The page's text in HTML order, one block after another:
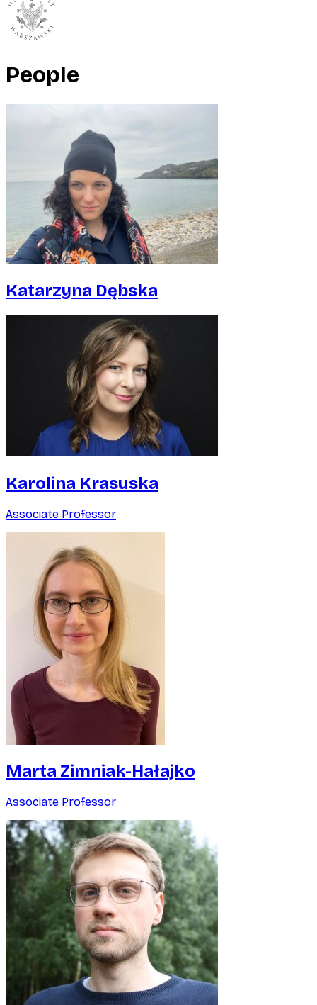
People
Katarzyna Dębska
Karolina Krasuska
Associate Professor
Marta Zimniak-Hałajko
Associate Professor